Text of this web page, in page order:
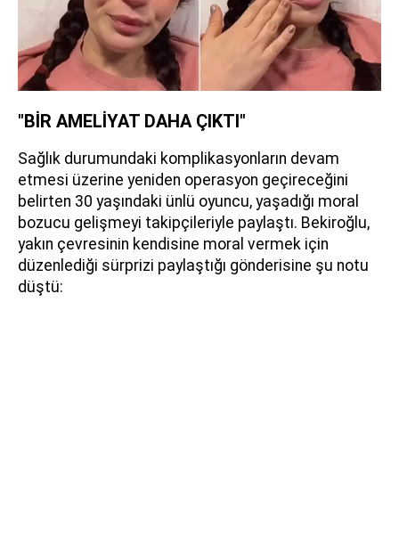
"BİR AMELİYAT DAHA ÇIKTI"
Sağlık durumundaki komplikasyonların devam
etmesi üzerine yeniden operasyon geçireceğini
belirten 30 yaşındaki ünlü oyuncu, yaşadığı moral
bozucu gelişmeyi takipçileriyle paylaştı. Bekiroğlu,
yakın çevresinin kendisine moral vermek için
düzenlediği sürprizi paylaştığı gönderisine şu notu
düştü: